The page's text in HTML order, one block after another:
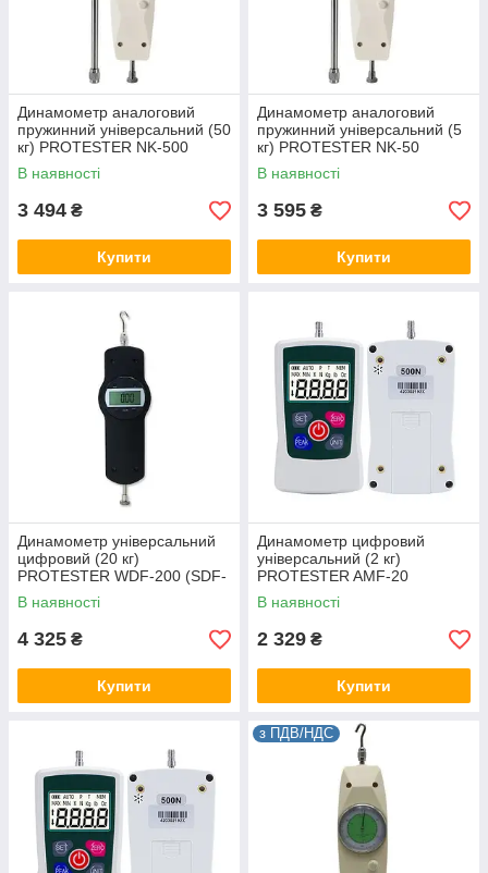
Динамометр аналоговий
пружинний універсальний (50
кг) PROTESTER NK-500
В наявності
3 494 ₴
Купити
Динамометр аналоговий
пружинний універсальний (5
кг) PROTESTER NK-50
В наявності
3 595 ₴
Купити
Динамометр універсальний
цифровий (20 кг)
PROTESTER WDF-200 (SDF-
200)
В наявності
4 325 ₴
Купити
Динамометр цифровий
універсальний (2 кг)
PROTESTER AMF-20
В наявності
2 329 ₴
Купити
з ПДВ/НДС